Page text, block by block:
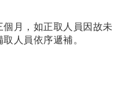
月，如正取人員因故未
人員依序遞補。